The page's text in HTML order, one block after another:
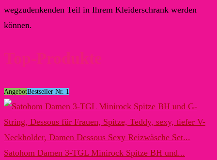
wegzudenkenden Teil in Ihrem Kleiderschrank werden
können.
Top-Produkte
AngebotBestseller Nr. 1
Satohom Damen 3-TGL Minirock Spitze BH und...